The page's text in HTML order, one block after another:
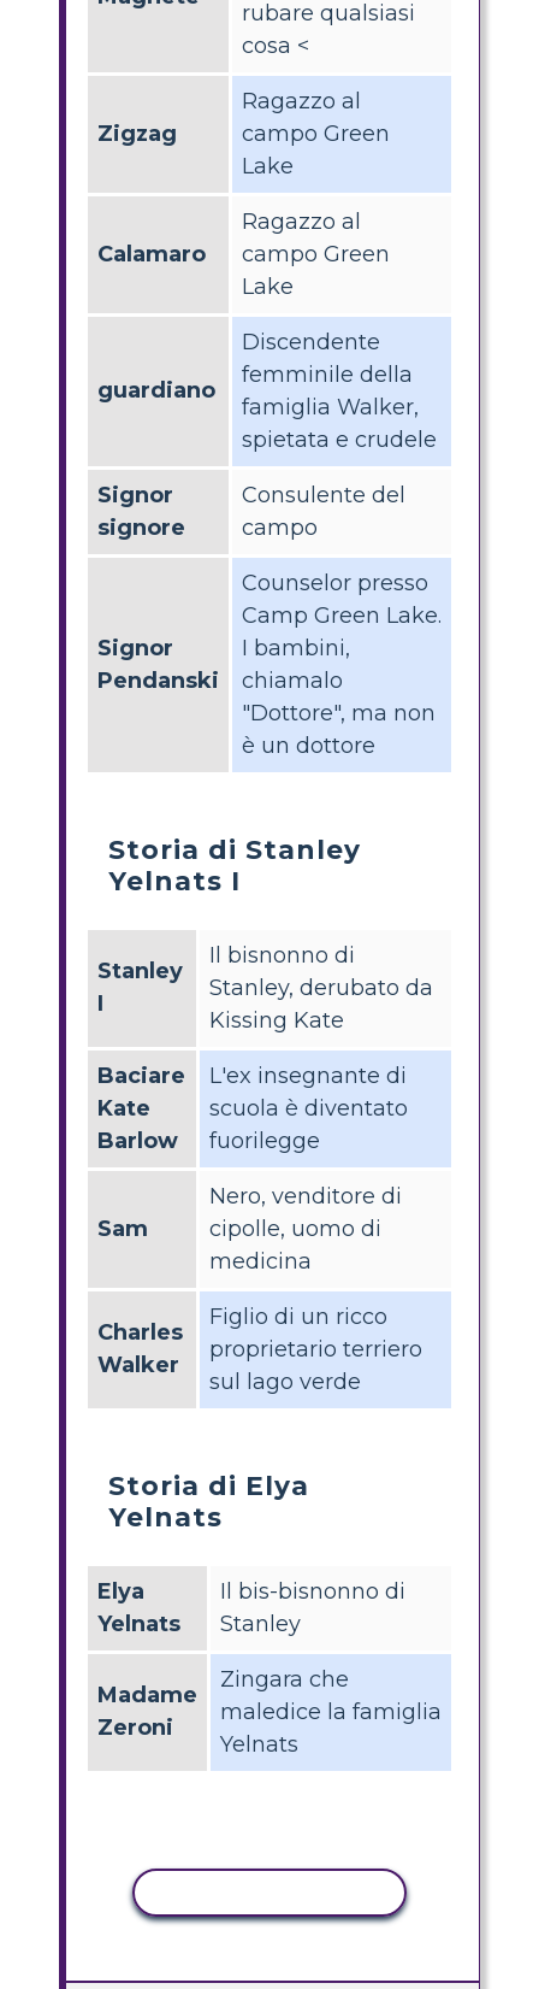
rubare qualsiasi
cosa <
Zigzag
Ragazzo al
campo Green
Lake
Calamaro
Ragazzo al
campo Green
Lake
guardiano
Discendente
femminile della
famiglia Walker,
spietata e crudele
Signor
signore
Consulente del
campo
Signor
Pendanski
Counselor presso
Camp Green Lake.
I bambini,
chiamalo
"Dottore", ma non
è un dottore
Storia di Stanley
Yelnats I
Stanley
I
Il bisnonno di
Stanley, derubato da
Kissing Kate
Baciare
Kate
Barlow
L'ex insegnante di
scuola è diventato
fuorilegge
Sam
Nero, venditore di
cipolle, uomo di
medicina
Charles
Walker
Figlio di un ricco
proprietario terriero
sul lago verde
Storia di Elya
Yelnats
Elya
Yelnats
Il bis-bisnonno di
Stanley
Madame
Zeroni
Zingara che
maledice la famiglia
Yelnats